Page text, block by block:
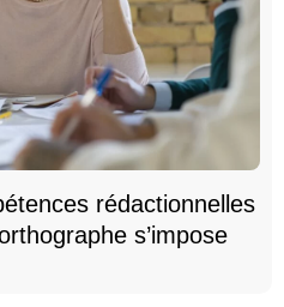
rédactionnelles
s’impose